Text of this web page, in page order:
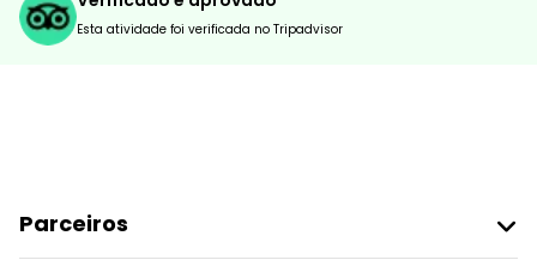
Esta atividade foi verificada no Tripadvisor
Parceiros